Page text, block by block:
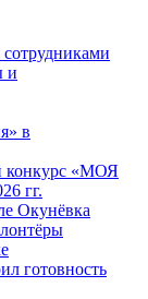
и
в
конкурс «МОЯ
гг.
Окунёвка
готовность